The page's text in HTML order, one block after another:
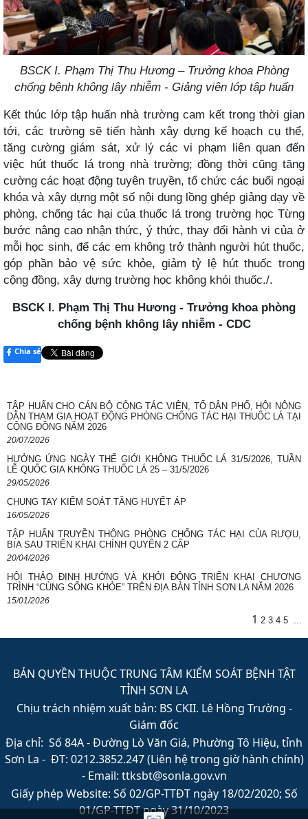
BSCK I. Phạm Thị Thu Hương – Trưởng khoa Phòng
chống bệnh không lây nhiễm - Giảng viên lớp tập huấn
Kết thúc lớp tập huấn nhà trường cam kết trong thời gian
tới, các trường sẽ tiến hành xây dựng kế hoạch cụ thể,
tăng cường giám sát, xử lý các vi phạm liên quan đến
việc hút thuốc lá trong nhà trường; đồng thời cũng tăng
cường các hoạt động tuyên truyền, tổ chức các buổi ngoại
khóa và xây dựng một số nội dung lồng ghép giảng dạy về
phòng, chống tác hại của thuốc lá trong trường học Từng
bước nâng cao nhận thức, ý thức, thay đổi hành vi của ở
mỗi học sinh, để các em không trở thành người hút thuốc,
góp phần bảo vệ sức khỏe, giảm tỷ lệ hút thuốc trong
cộng đồng, xây dựng trường học không khói thuốc./.
BSCK I. Phạm Thị Thu Hương - Trưởng khoa phòng
chống bệnh không lây nhiễm - CDC
Chia sẻ
TẬP HUẤN CHO CÁN BỘ CỘNG TÁC VIÊN, TỔ DÂN PHỐ, HỘI NÔNG
DÂN THAM GIA HOẠT ĐỘNG PHÒNG CHỐNG TÁC HẠI THUỐC LÁ TẠI
CỘNG ĐỒNG NĂM 2026
20/07/2026
HƯỞNG ỨNG NGÀY THẾ GIỚI KHÔNG THUỐC LÁ 31/5/2026, TUẦN
LỄ QUỐC GIA KHÔNG THUỐC LÁ 25 – 31/5/2026
29/05/2026
CHUNG TAY KIỂM SOÁT TĂNG HUYẾT ÁP
16/05/2026
TẬP HUẤN TRUYỀN THÔNG PHÒNG CHỐNG TÁC HẠI CỦA RƯỢU,
BIA SAU TRIỂN KHAI CHÍNH QUYỀN 2 CẤP
20/04/2026
HỘI THẢO ĐỊNH HƯỚNG VÀ KHỞI ĐỘNG TRIỂN KHAI CHƯƠNG
TRÌNH “CÙNG SỐNG KHỎE” TRÊN ĐỊA BÀN TỈNH SƠN LA NĂM 2026
15/01/2026
1 2 3 4 5
BẢN QUYỀN THUỘC TRUNG TÂM KIỂM SOÁT BỆNH TẬT
TỈNH SƠN LA
Chịu trách nhiệm xuất bản: BS CKII. Lê Hồng Trường -
Giám đốc
Địa chỉ: Số 84A - Đường Lò Văn Giá, Phường Tô Hiệu, tỉnh
Sơn La - ĐT: 0212.3852.247 (Liên hệ trong giờ hành chính)
- Email: ttksbt@sonla.gov.vn
Giấy phép Website: Số 02/GP-TTĐT ngày 18/02/2020; Số
01/GP-TTĐT ngày 31/10/2023